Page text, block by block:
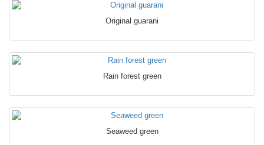
Original guarani
Rain forest green
Seaweed green